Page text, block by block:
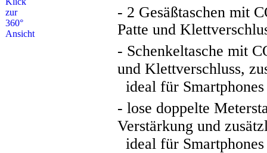
- 2 Gesäßtaschen mit
Patte und
- Schenkeltasche mit
und Klettverschluss,
ideal für Smartphones
- lose doppelte
Verstärkung und
ideal für Smartphones